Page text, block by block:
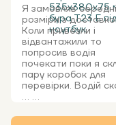
535x380x75
бура Т23 Е
ноутбук
Я замовляв середні
розміри з
Коли привезли і
відвантажили то
попросив водія
почекати поки я
пару коробок для
перевірки. Водій
... ...